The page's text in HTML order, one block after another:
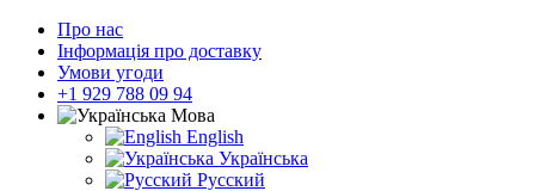
Про нас
Інформація про доставку
Умови угоди
+1 929 788 09 94
Мова
English
Українська
Русский